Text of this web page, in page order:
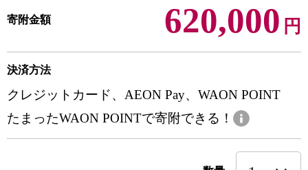
寄附金額 620,000 円
決済方法
クレジットカード、AEON Pay、WAON POINT
たまったWAON POINTで寄附できる！